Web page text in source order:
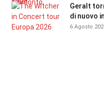
Geralt
di nuovo
6 Agosto